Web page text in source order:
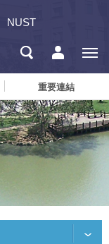
NUST
重要連結